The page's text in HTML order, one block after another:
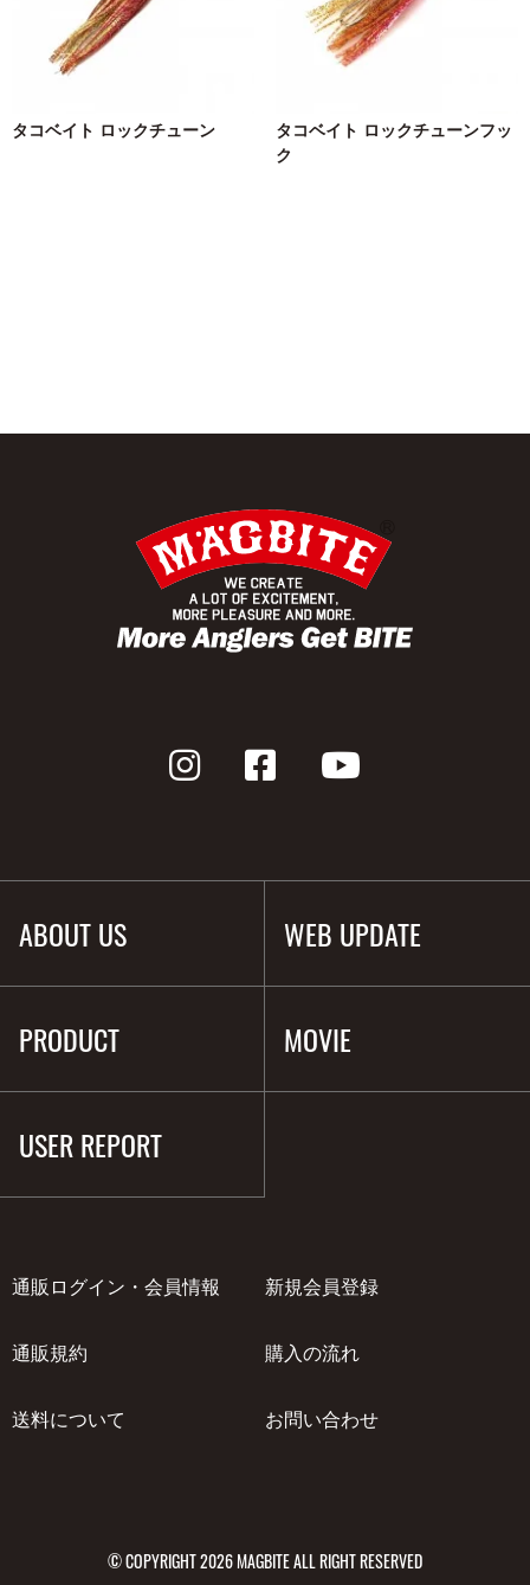
タコベイト ロックチューン
タコベイト ロックチューンフッ
ク
ABOUT US WEB UPDATE
PRODUCT MOVIE
USER REPORT
通販ログイン・会員情報 新規会員登録
通販規約 購入の流れ
送料について お問い合わせ
© COPYRIGHT 2026 MAGBITE ALL RIGHT RESERVED